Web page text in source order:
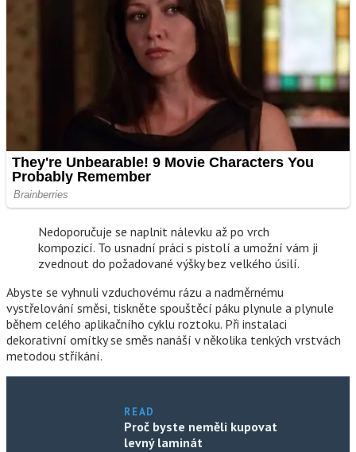
Nedoporučuje se naplnit nálevku až po vrch
kompozicí. To usnadní práci s pistolí a umožní vám ji
zvednout do požadované výšky bez velkého úsilí.
Abyste se vyhnuli vzduchovému rázu a nadměrnému
vystřelování směsi, tiskněte spouštěcí páku plynule a plynule
během celého aplikačního cyklu roztoku. Při instalaci
dekorativní omítky se směs nanáší v několika tenkých vrstvách
metodou stříkání.
READ
Proč byste neměli kupovat
levný laminát